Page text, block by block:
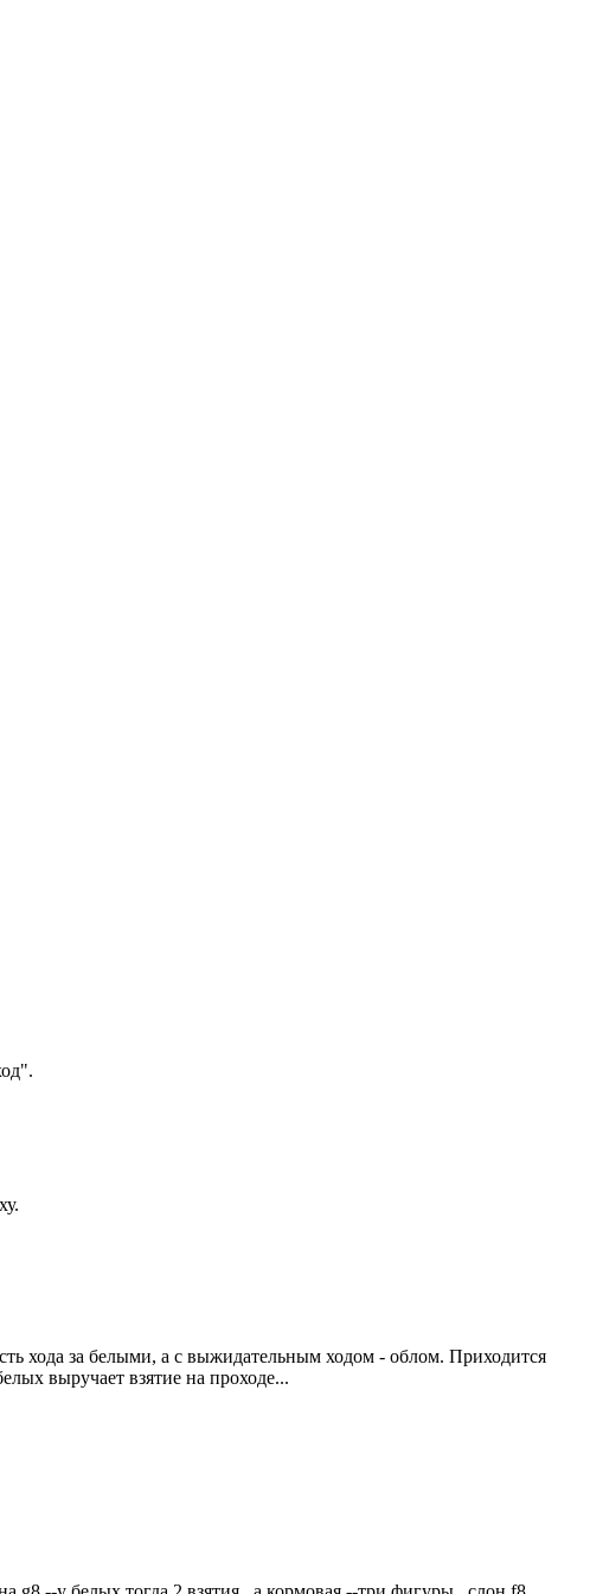
хода за белыми, а с выжидательным ходом - облом. Приходится
выручает взятие на проходе...